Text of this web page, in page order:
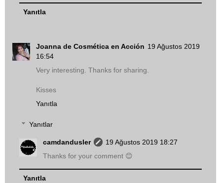
Yanıtla
Joanna de Cosmética en Acción 19 Ağustos 2019
16:54
Very interesting. Thanks for sharing.
Kisses
Yanıtla
Yanıtlar
camdandusler
19 Ağustos 2019 18:27
Thanks for your comment 😊
Yanıtla